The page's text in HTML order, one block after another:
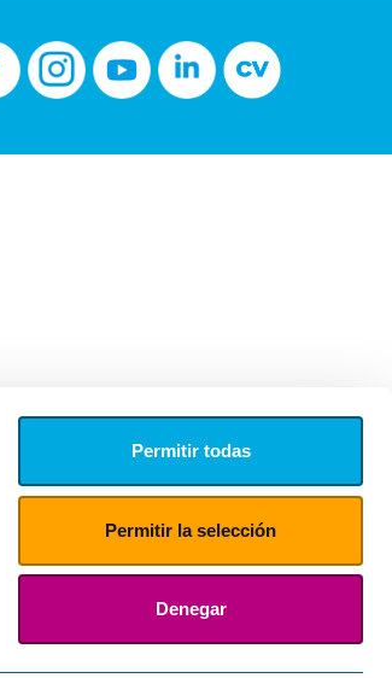
Permitir todas
Permitir la selección
Denegar